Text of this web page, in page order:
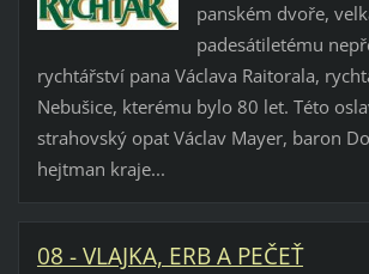
panském dvoře,
padesátiletému
rychtářství pana Václava Raitorala,
Nebušice, kterému bylo 80 let. Této
strahovský opat Václav Mayer, baron
hejtman kraje...
08 - VLAJKA, ERB A PEČEŤ